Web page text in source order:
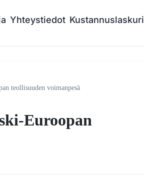
Yhteystiedot Kustannuslaskuri
teollisuuden voimanpesä
Euroopan